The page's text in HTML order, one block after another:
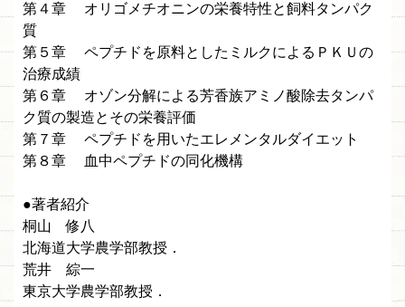
第４章 オリゴメチオニンの栄養特性と飼料タンパク
質
第５章 ペプチドを原料としたミルクによるＰＫＵの
治療成績
第６章 オゾン分解による芳香族アミノ酸除去タンパ
ク質の製造とその栄養評価
第７章 ペプチドを用いたエレメンタルダイエット
第８章 血中ペプチドの同化機構
●著者紹介
桐山 修八
北海道大学農学部教授．
荒井 綜一
東京大学農学部教授．